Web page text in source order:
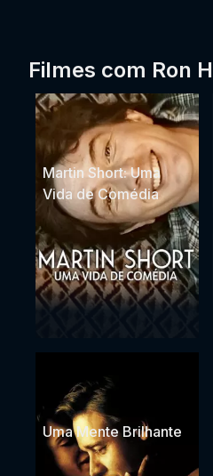
Filmes com Ron
Martin Short: Uma
Vida de Comédia
Uma Mente Brilhante